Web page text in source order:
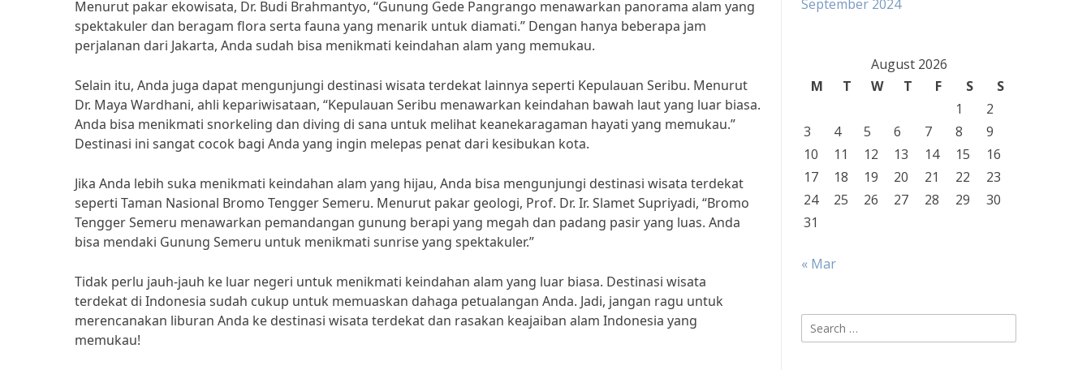
Menurut pakar ekowisata, Dr. Budi Brahmantyo, “Gunung Gede Pangrango menawarkan panorama alam yang
spektakuler dan beragam flora serta fauna yang menarik untuk diamati.” Dengan hanya beberapa jam
perjalanan dari Jakarta, Anda sudah bisa menikmati keindahan alam yang memukau.
Selain itu, Anda juga dapat mengunjungi destinasi wisata terdekat lainnya seperti Kepulauan Seribu. Menurut
Dr. Maya Wardhani, ahli kepariwisataan, “Kepulauan Seribu menawarkan keindahan bawah laut yang luar biasa.
Anda bisa menikmati snorkeling dan diving di sana untuk melihat keanekaragaman hayati yang memukau.”
Destinasi ini sangat cocok bagi Anda yang ingin melepas penat dari kesibukan kota.
Jika Anda lebih suka menikmati keindahan alam yang hijau, Anda bisa mengunjungi destinasi wisata terdekat
seperti Taman Nasional Bromo Tengger Semeru. Menurut pakar geologi, Prof. Dr. Ir. Slamet Supriyadi, “Bromo
Tengger Semeru menawarkan pemandangan gunung berapi yang megah dan padang pasir yang luas. Anda
bisa mendaki Gunung Semeru untuk menikmati sunrise yang spektakuler.”
Tidak perlu jauh-jauh ke luar negeri untuk menikmati keindahan alam yang luar biasa. Destinasi wisata
terdekat di Indonesia sudah cukup untuk memuaskan dahaga petualangan Anda. Jadi, jangan ragu untuk
merencanakan liburan Anda ke destinasi wisata terdekat dan rasakan keajaiban alam Indonesia yang
memukau!
September 2024
August 2026
M
T W T F S
S
1
2
3
4 5 6 7 8
9
10
11 12 13 14 15
16
17
18 19 20 21 22
23
24
25 26 27 28 29
30
31
« Mar
Search
for: